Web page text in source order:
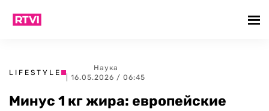
LIFESTYLE
Наука
| 16.05.2026 / 06:45
Минус 1 кг жира: европейские